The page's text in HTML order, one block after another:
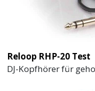
Reloop RHP-20 Test
DJ-Kopfhörer für